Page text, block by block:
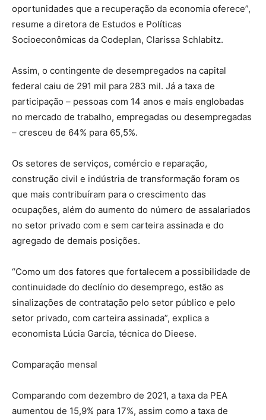
oportunidades que a recuperação da economia oferece”,
resume a diretora de Estudos e Políticas
Socioeconômicas da Codeplan, Clarissa Schlabitz.
Assim, o contingente de desempregados na capital
federal caiu de 291 mil para 283 mil. Já a taxa de
participação – pessoas com 14 anos e mais englobadas
no mercado de trabalho, empregadas ou desempregadas
– cresceu de 64% para 65,5%.
Os setores de serviços, comércio e reparação,
construção civil e indústria de transformação foram os
que mais contribuíram para o crescimento das
ocupações, além do aumento do número de assalariados
no setor privado com e sem carteira assinada e do
agregado de demais posições.
“Como um dos fatores que fortalecem a possibilidade de
continuidade do declínio do desemprego, estão as
sinalizações de contratação pelo setor público e pelo
setor privado, com carteira assinada”, explica a
economista Lúcia Garcia, técnica do Dieese.
Comparação mensal
Comparando com dezembro de 2021, a taxa da PEA
aumentou de 15,9% para 17%, assim como a taxa de